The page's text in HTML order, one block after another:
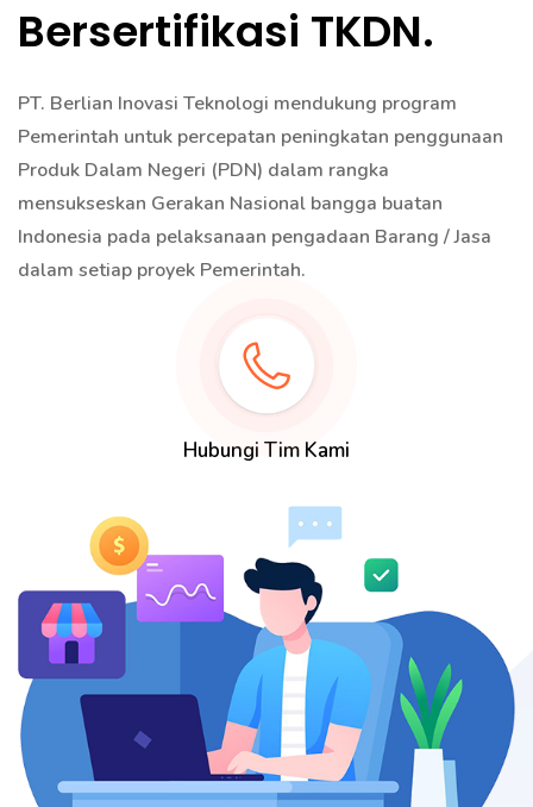
Bersertifikasi TKDN.
PT. Berlian Inovasi Teknologi mendukung program
Pemerintah untuk percepatan peningkatan penggunaan
Produk Dalam Negeri (PDN) dalam rangka
mensukseskan Gerakan Nasional bangga buatan
Indonesia pada pelaksanaan pengadaan Barang / Jasa
dalam setiap proyek Pemerintah.
Hubungi Tim Kami